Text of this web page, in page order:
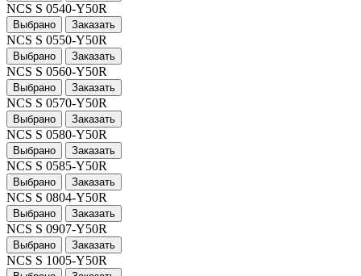
NCS S 0540-Y50R
Выбрано Заказать
NCS S 0550-Y50R
Выбрано Заказать
NCS S 0560-Y50R
Выбрано Заказать
NCS S 0570-Y50R
Выбрано Заказать
NCS S 0580-Y50R
Выбрано Заказать
NCS S 0585-Y50R
Выбрано Заказать
NCS S 0804-Y50R
Выбрано Заказать
NCS S 0907-Y50R
Выбрано Заказать
NCS S 1005-Y50R